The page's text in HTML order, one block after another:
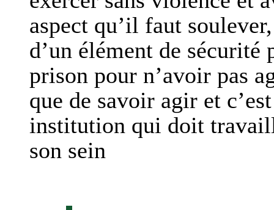
aspect qu’il faut
d’un élément de sécurité
prison pour n’avoir pas
que de savoir agir et
institution qui doit
son sein